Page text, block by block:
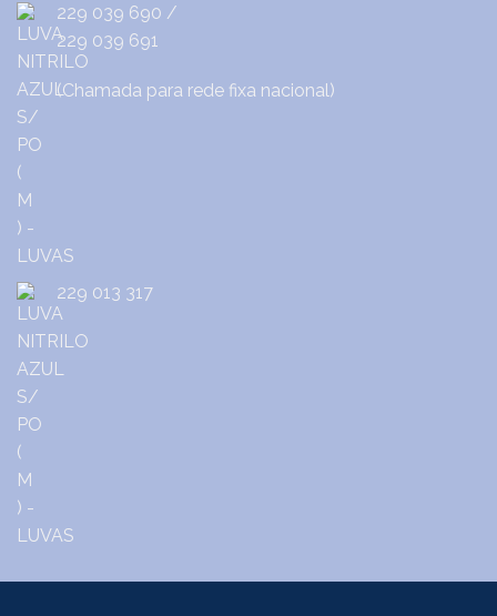
229 039 690 /
229 039 691
(Chamada para rede fixa nacional)
229 013 317